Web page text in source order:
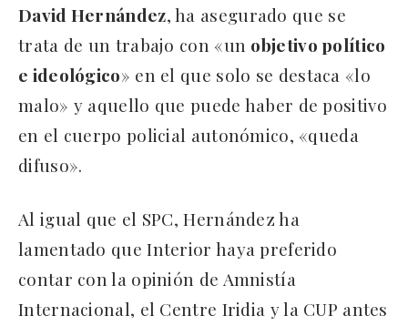
David Hernández, ha asegurado que se
trata de un trabajo con «un objetivo político
e ideológico» en el que solo se destaca «lo
malo» y aquello que puede haber de positivo
en el cuerpo policial autonómico, «queda
difuso».
Al igual que el SPC, Hernández ha
lamentado que Interior haya preferido
contar con la opinión de Amnistía
Internacional, el Centre Iridia y la CUP antes